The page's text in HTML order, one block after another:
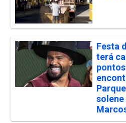
Festa
terá